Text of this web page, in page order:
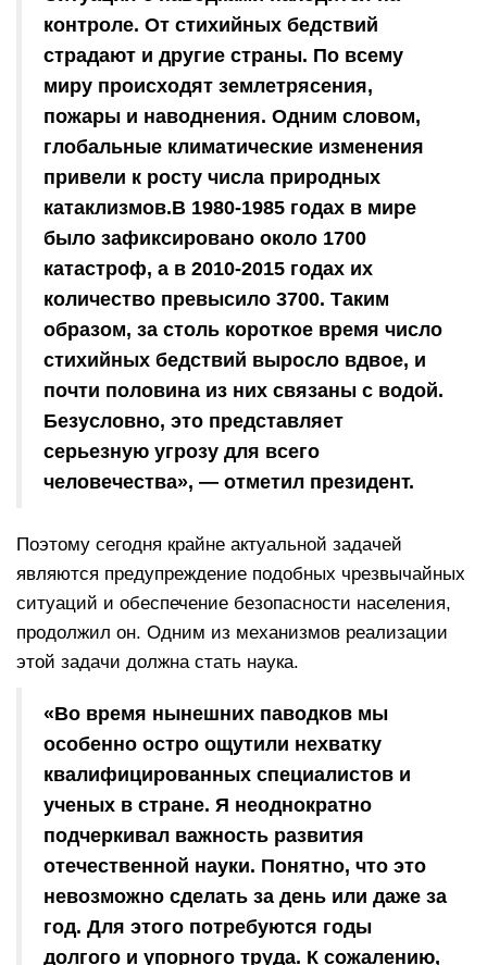
контроле. От стихийных бедствий
страдают и другие страны. По всему
миру происходят землетрясения,
пожары и наводнения. Одним словом,
глобальные климатические изменения
привели к росту числа природных
катаклизмов.В 1980-1985 годах в мире
было зафиксировано около 1700
катастроф, а в 2010-2015 годах их
количество превысило 3700. Таким
образом, за столь короткое время число
стихийных бедствий выросло вдвое, и
почти половина из них связаны с водой.
Безусловно, это представляет
серьезную угрозу для всего
человечества», — отметил президент.
Поэтому сегодня крайне актуальной задачей
являются предупреждение подобных чрезвычайных
ситуаций и обеспечение безопасности населения,
продолжил он. Одним из механизмов реализации
этой задачи должна стать наука.
«Во время нынешних паводков мы
особенно остро ощутили нехватку
квалифицированных специалистов и
ученых в стране. Я неоднократно
подчеркивал важность развития
отечественной науки. Понятно, что это
невозможно сделать за день или даже за
год. Для этого потребуются годы
долгого и упорного труда. К сожалению,